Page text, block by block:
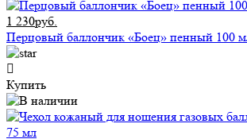
1 230руб.
Перцовый баллончик «Боец» пенный 100
Купить